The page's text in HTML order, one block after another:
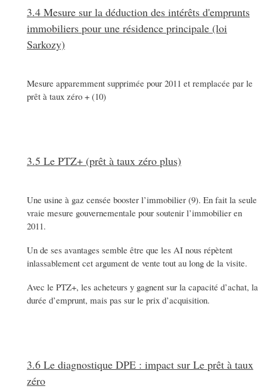
3.4 Mesure sur la déduction des intérêts d'emprunts
immobiliers pour une résidence principale (loi
Sarkozy)
Mesure apparemment supprimée pour 2011 et remplacée par le
prêt à taux zéro + (10)
3.5 Le PTZ+ (prêt à taux zéro plus)
Une usine à gaz censée booster l’immobilier (9). En fait la seule
vraie mesure gouvernementale pour soutenir l’immobilier en
2011.
Un de ses avantages semble être que les AI nous répètent
inlassablement cet argument de vente tout au long de la visite.
Avec le PTZ+, les acheteurs y gagnent sur la capacité d’achat, la
durée d’emprunt, mais pas sur le prix d’acquisition.
3.6 Le diagnostique DPE : impact sur Le prêt à taux
zéro